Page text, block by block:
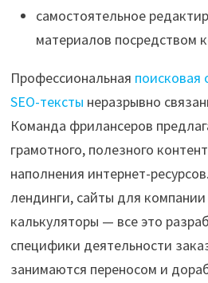
самостоятельное
материалов посредством
Профессиональная поисковая
SEO-тексты неразрывно
Команда фрилансеров
грамотного, полезного
наполнения интернет-
лендинги, сайты для
калькуляторы — все это
специфики деятельности
занимаются переносом и